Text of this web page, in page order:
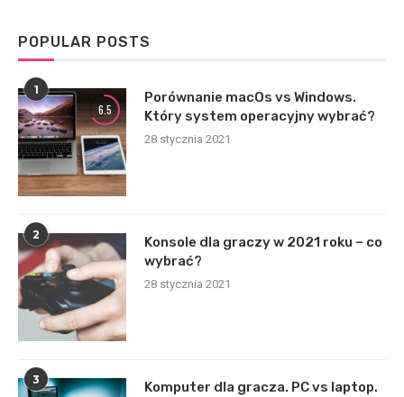
POPULAR POSTS
1
6.5
Porównanie macOs vs Windows.
Który system operacyjny wybrać?
28 stycznia 2021
2
Konsole dla graczy w 2021 roku – co
wybrać?
28 stycznia 2021
3
Komputer dla gracza. PC vs laptop.